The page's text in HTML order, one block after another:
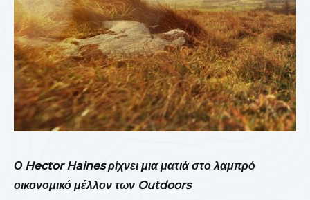
Ο Hector Haines ρίχνει μια ματιά στο λαμπρό
οικονομικό μέλλον των Outdoors